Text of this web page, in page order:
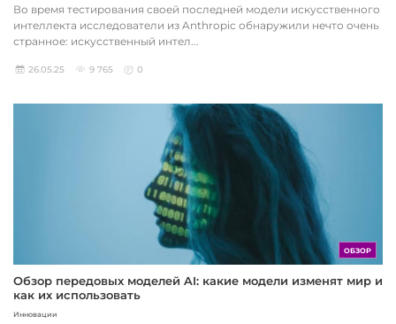
Во время тестирования своей последней модели искусственного
интеллекта исследователи из Anthropic обнаружили нечто очень
странное: искусственный интел...
26.05.25 9 765 0
ОБЗОР
Обзор передовых моделей AI: какие модели изменят мир и
как их использовать
Инновации